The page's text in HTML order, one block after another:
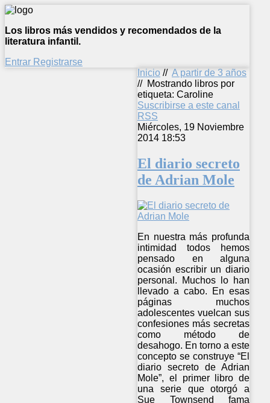
Los libros más vendidos y recomendados de la
literatura infantil.
Entrar Registrarse
Inicio // A partir de 3 años
// Mostrando libros por
etiqueta: Caroline
Suscribirse a este canal
RSS
Miércoles, 19 Noviembre
2014 18:53
El diario secreto
de Adrian Mole
En nuestra más profunda
intimidad todos hemos
pensado en alguna
ocasión escribir un diario
personal. Muchos lo han
llevado a cabo. En esas
páginas muchos
adolescentes vuelcan sus
confesiones más secretas
como método de
desahogo. En torno a este
concepto se construye “El
diario secreto de Adrian
Mole”, el primer libro de
una serie que otorgó a
Sue Townsend fama